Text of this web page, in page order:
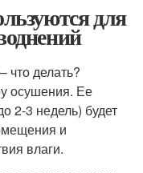
для
что делать?
осушения. Ее
2-3 недель) будет
и
влаги.